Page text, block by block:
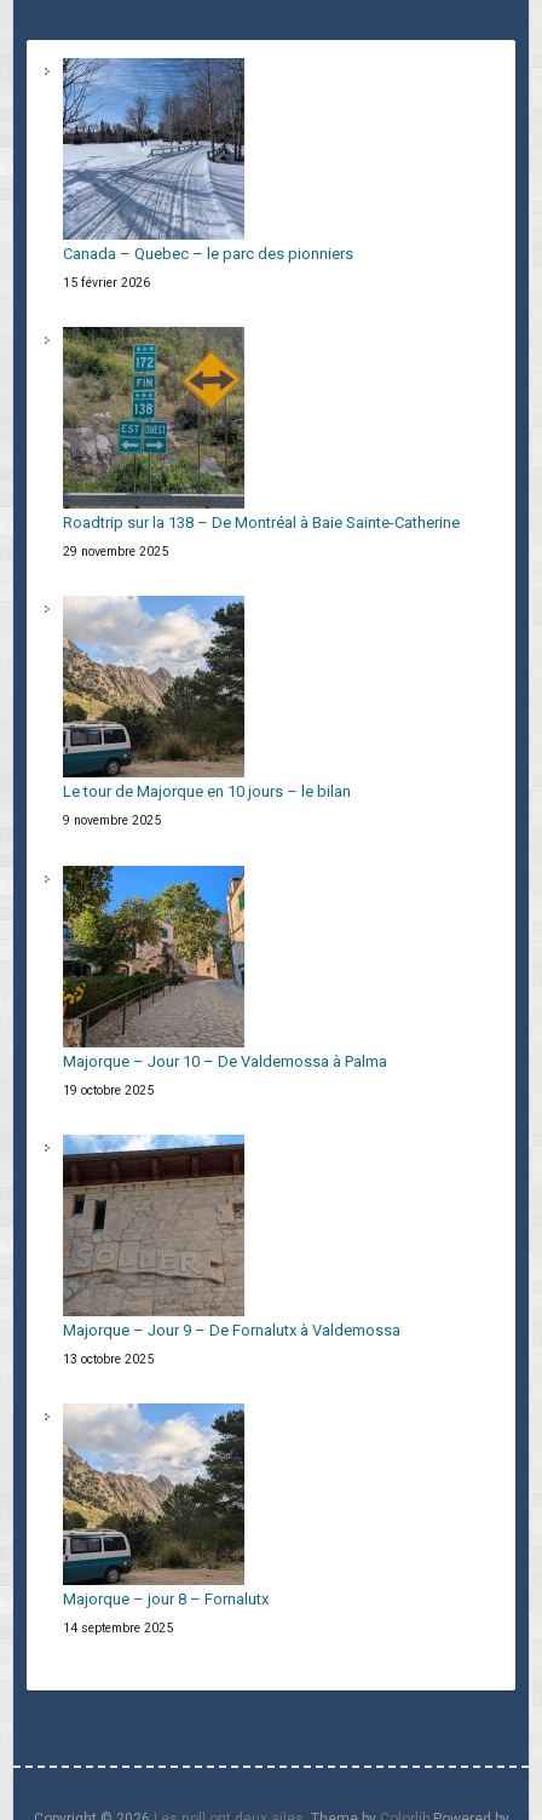
Canada – Quebec – le parc des pionniers
15 février 2026
Roadtrip sur la 138 – De Montréal à Baie Sainte-Catherine
29 novembre 2025
Le tour de Majorque en 10 jours – le bilan
9 novembre 2025
Majorque – Jour 10 – De Valdemossa à Palma
19 octobre 2025
Majorque – Jour 9 – De Fornalutx à Valdemossa
13 octobre 2025
Majorque – jour 8 – Fornalutx
14 septembre 2025